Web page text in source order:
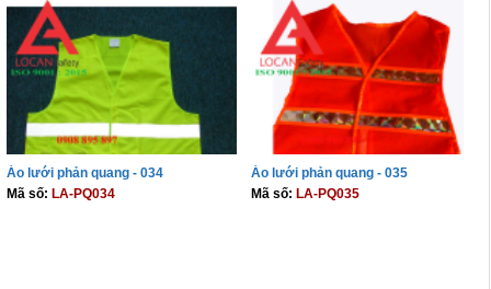
Áo lưới phản quang - 034
Mã số: LA-PQ034
Áo lưới phản quang - 035
Mã số: LA-PQ035